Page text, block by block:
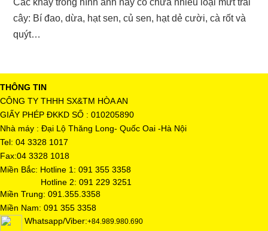
Các khay trong hình ảnh này có chứa nhiều loại mứt trái
cây: Bí đao, dừa, hạt sen, củ sen, hạt dẻ cười, cà rốt và
quýt…
THÔNG TIN
CÔNG TY THHH SX&TM HÒA AN
GIẤY PHÉP ĐKKD SỐ : 010205890
Nhà máy : Đại Lộ Thăng Long- Quốc Oai -Hà Nội
Tel: 04 3328 1017
Fax:04 3328 1018
Miền Bắc: Hotline 1: 091 355 3358
Hotline 2: 091 229 3251
Miền Trung: 091.355.3358
Miền Nam: 091 355 3358
Whatsapp/Viber:+84.989.980.690